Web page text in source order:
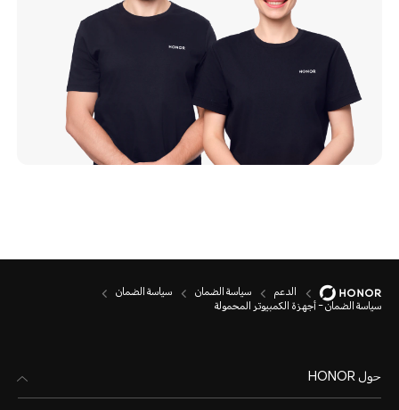
الدعم سياسة الضمان سياسة الضمان
سياسة الضمان - أجهزة الكمبيوتر المحمولة
حول HONOR